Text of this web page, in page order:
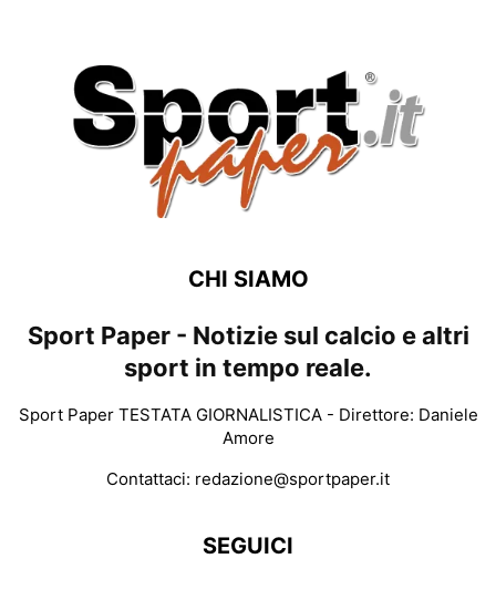
CHI SIAMO
Sport Paper - Notizie sul calcio e altri
sport in tempo reale.
Sport Paper TESTATA GIORNALISTICA - Direttore: Daniele
Amore
Contattaci: redazione@sportpaper.it
SEGUICI